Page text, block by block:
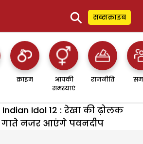
⚲ सब्सक्राइब
क्राइम
आपकी
समस्याएं
राजनीति
Indian Idol 12 : रेखा की ढ़ोलक
गाते नजर आएंगे पवनदीप